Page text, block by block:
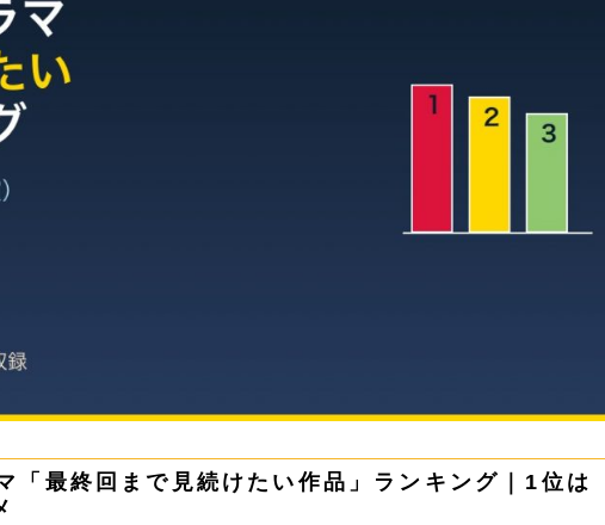
「最終回まで見続けたい作品」ランキング｜1位は